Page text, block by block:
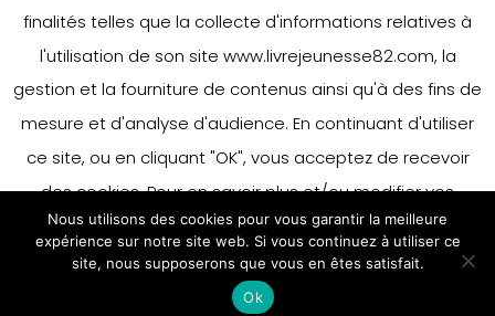
jerome-camil
finalités telles que la collecte d'informations relatives à
l'utilisation de son site www.livrejeunesse82.com, la
gestion et la fourniture de contenus ainsi qu'à des fins de
mesure et d'analyse d'audience. En continuant d'utiliser
ce site, ou en cliquant "OK", vous acceptez de recevoir
des cookies. Pour en savoir plus et/ou modifier vos
préférences en matière de cookies, merci de vous référer
à notre politique sur les cookies.
Accepter
En savoir plus
Nous utilisons des cookies pour vous garantir la meilleure
expérience sur notre site web. Si vous continuez à utiliser ce
site, nous supposerons que vous en êtes satisfait.
Ok